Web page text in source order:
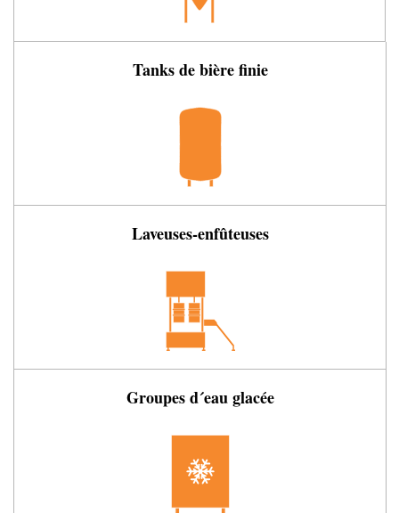
Tanks de bière finie
Laveuses-enfûteuses
Groupes d´eau glacée